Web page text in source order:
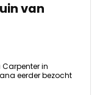
van
in
eerder bezocht